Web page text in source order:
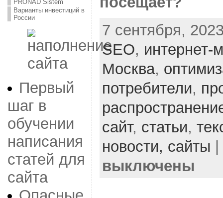
PRONAD Sistem
Варианты инвестиций в
России
Первый
шаг в
обучении
написания
статей для
сайта
7 сентября,
SEO, интернет-
Москва,
потребители,
сайт, статьи,
новости, сайты |
выключены